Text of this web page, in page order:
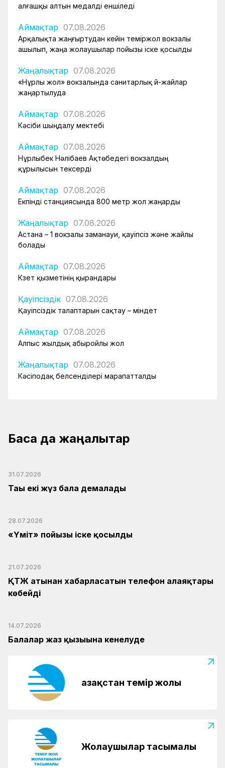
алғашқы алтын медалді еншіледі
Аймақтар 07.08.2026
Арқалықта жаңғыртудан кейін теміржол вокзалы
ашылып, жаңа жолаушылар пойызы іске қосылды
Жаңалықтар 07.08.2026
«Нұрлы жол» вокзалында санитарлық үй-жайлар
жаңартылуда
Аймақтар 07.08.2026
Кәсіби шыңдалу мектебі
Аймақтар 07.08.2026
Нұрлыбек Нәлібаев Ақтөбедегі вокзалдың
құрылысын тексерді
Аймақтар 07.08.2026
Екпінді станциясында 800 метр жол жаңарды
Жаңалықтар 07.08.2026
Астана – 1 вокзалы заманауи, қауіпсіз және жайлы
болады
Аймақтар 07.08.2026
Күзет қызметінің қырандары
Қауіпсіздік 07.08.2026
Қауіпсіздік талаптарын сақтау – міндет
Аймақтар 07.08.2026
Алпыс жылдық абыройлы жол
Жаңалықтар 07.08.2026
Кәсіподақ белсенділері марапатталды
Басқа да жаңалықтар
31.07.2026
Тағы екі жүз бала демалады
28.07.2026
«Үміт» пойызы іске қосылды
21.07.2026
ҚТЖ атынан хабарласатын телефон алаяқтары
көбейді
14.07.2026
Балалар жаз қызығына кенелуде
Қазақстан темір жолы
Жолаушылар тасымалы